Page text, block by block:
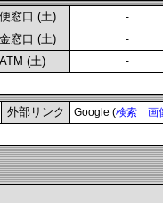
窓口 (土) -
窓口 (土) -
ATM (土) -
外部リンク Google (検索 画